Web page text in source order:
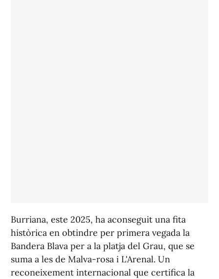
Burriana, este 2025, ha aconseguit una fita
històrica en obtindre per primera vegada la
Bandera Blava per a la platja del Grau, que se
suma a les de Malva-rosa i L'Arenal. Un
reconeixement internacional que certifica la